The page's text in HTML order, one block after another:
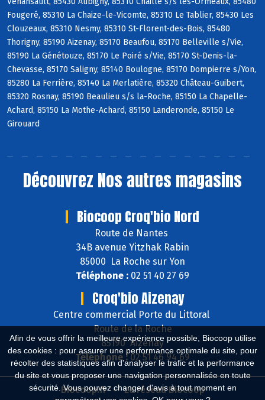
Afin de vous offrir la meilleure expérience possible, Biocoop utilise
des cookies : pour assurer une performance optimale du site, pour
récolter des statistiques afin d'analyser le trafic et la performance
du site et vous proposer une navigation personnalisée en toute
sécurité. Vous pouvez changer d'avis à tout moment en
Fougeré, 85310 La Chaize-le-Vicomte, 85310 Le Tablier, 85430 Les
Clouzeaux, 85310 Nesmy, 85310 St-Florent-des-Bois, 85480
Thorigny, 85190 Aizenay, 85170 Beaufou, 85170 Belleville s/Vie,
85190 La Génétouze, 85170 Le Poiré s/Vie, 85170 St-Denis-la-
Chevasse, 85170 Saligny, 85140 Boulogne, 85170 Dompierre s/Yon,
85280 La Ferrière, 85140 La Merlatière, 85320 Château-Guibert,
85320 Rosnay, 85190 Beaulieu s/s la-Roche, 85150 La Chapelle-
Achard, 85150 La Mothe-Achard, 85150 Landeronde, 85150 Le
Girouard
Découvrez Nos autres magasins
Biocoop Croq'bio Nord
Route de Nantes
34B avenue Yitzhak Rabin
85000 La Roche sur Yon
Téléphone : 02 51 40 27 69
Croq'bio Aizenay
Centre commercial Porte du Littoral
Route de la Roche
85190 Aizenay
Téléphone : 02 51 46 94 69
Biocoop.fr Le réseau Biocoop